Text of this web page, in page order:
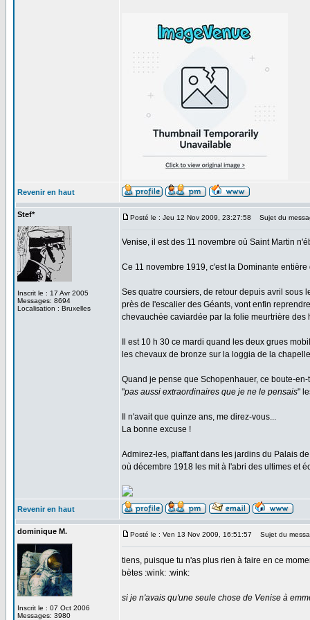
Revenir en haut
Stef*
Inscrit le : 17 Avr 2005
Messages: 8694
Localisation : Bruxelles
Posté le : Jeu 12 Nov 2009, 23:27:58 Sujet du
Venise, il est des 11 novembre où Saint Martin
Ce 11 novembre 1919, c'est la Dominante
Ses quatre coursiers, de retour depuis avril sous
près de l'escalier des Géants, vont enfin
chevauchée caviardée par la folie meurtrière
Il est 10 h 30 ce mardi quand les deux grues
les chevaux de bronze sur la loggia de la
Quand je pense que Schopenhauer, ce boute-
"pas aussi extraordinaires que je ne le pensais"
Il n'avait que quinze ans, me direz-vous...
La bonne excuse !
Admirez-les, piaffant dans les jardins du Palais
où décembre 1918 les mit à l'abri des ultimes et
Revenir en haut
dominique M.
Inscrit le : 07 Oct 2006
Messages: 3980
Posté le : Ven 13 Nov 2009, 16:51:57 Sujet du
tiens, puisque tu n'as plus rien à faire en ce
bètes :wink: :wink:
si je n'avais qu'une seule chose de Venise à